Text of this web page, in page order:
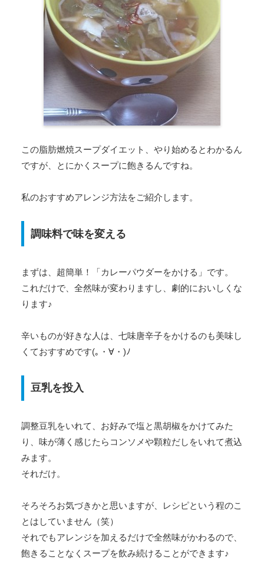
この脂肪燃焼スープダイエット、やり始めるとわかるん
ですが、とにかくスープに飽きるんですね。
私のおすすめアレンジ方法をご紹介します。
調味料で味を変える
まずは、超簡単！「カレーパウダーをかける」です。
これだけで、全然味が変わりますし、劇的においしくな
ります♪
辛いものが好きな人は、七味唐辛子をかけるのも美味し
くておすすめです(｡・∀・)ﾉ
豆乳を投入
調整豆乳をいれて、お好みで塩と黒胡椒をかけてみた
り、味が薄く感じたらコンソメや顆粒だしをいれて煮込
みます。
それだけ。
そろそろお気づきかと思いますが、レシピという程のこ
とはしていません（笑）
それでもアレンジを加えるだけで全然味がかわるので、
飽きることなくスープを飲み続けることができます♪